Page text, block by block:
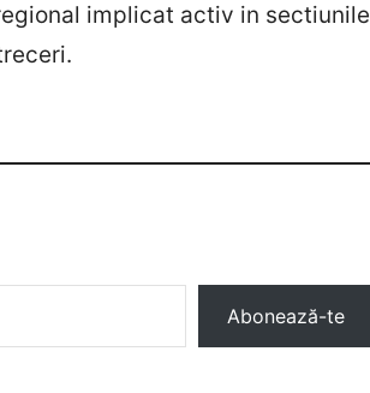
implicat activ in sectiunile
Abonează-te